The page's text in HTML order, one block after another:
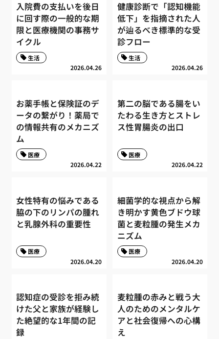
入院費の支払いを後日
に回す際の一般的な期
限と医療機関の事務サ
イクル
2026.04.26
生活
健康診断で「認知機能
低下」を指摘された人
が辿るべき標準的な受
診フロー
2026.04.26
生活
お薬手帳と保険証のデ
ータの繋がり！薬局で
の情報共有のメカニズ
ム
2026.04.22
医療
第二の脳である腸をい
たわる生き方とストレ
ス性胃腸炎の出口
2026.04.22
医療
女性特有の悩みである
脇の下のリンパの腫れ
と乳腺外科の重要性
2026.04.20
医療
細菌学的な視点から解
き明かす黄色ブドウ球
菌と麦粒腫の発生メカ
ニズム
2026.04.20
医療
認知症の受診を拒み続
けた父と家族が経験し
た絶望的な1年間の記
録
麦粒腫の赤みと戦う大
人のためのメンタルケ
アと社会復帰への心構
え